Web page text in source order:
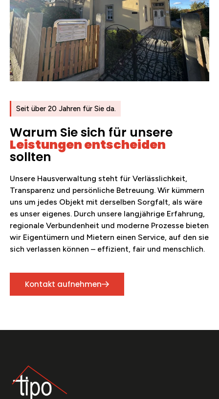
Seit über 20 Jahren für Sie da.
Warum Sie sich für unsere
Leistungen entscheiden
sollten
Unsere Hausverwaltung steht für Verlässlichkeit,
Transparenz und persönliche Betreuung. Wir kümmern
uns um jedes Objekt mit derselben Sorgfalt, als wäre
es unser eigenes. Durch unsere langjährige Erfahrung,
regionale Verbundenheit und moderne Prozesse bieten
wir Eigentümern und Mietern einen Service, auf den sie
sich verlassen können – effizient, fair und menschlich.
Kontakt aufnehmen